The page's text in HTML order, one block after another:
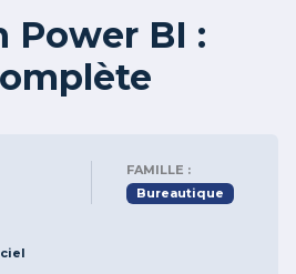
Power BI :
FAMILLE :
Bureautique